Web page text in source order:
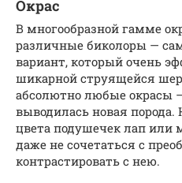
Окрас
В многообразной гамме
различные биколоры —
вариант, который очень
шикарной струящейся
абсолютно любые окрасы
выводилась новая порода.
цвета подушечек лап или
даже не сочетаться с
контрастировать с нею.